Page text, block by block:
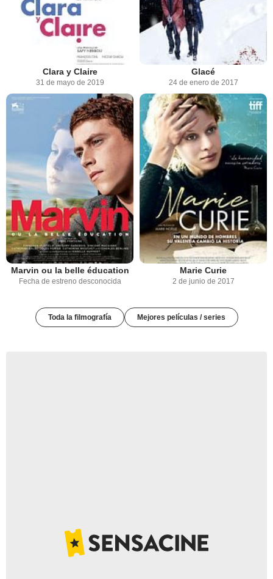
Clara y Claire
31 de mayo de 2019
Glacé
24 de enero de 2017
Marvin ou la belle éducation
Fecha de estreno desconocida
Marie Curie
2 de junio de 2017
Toda la filmografía Mejores películas / series